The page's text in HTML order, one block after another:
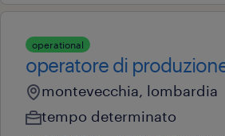
operational
operatore di
montevecchia, lombardia
tempo determinato